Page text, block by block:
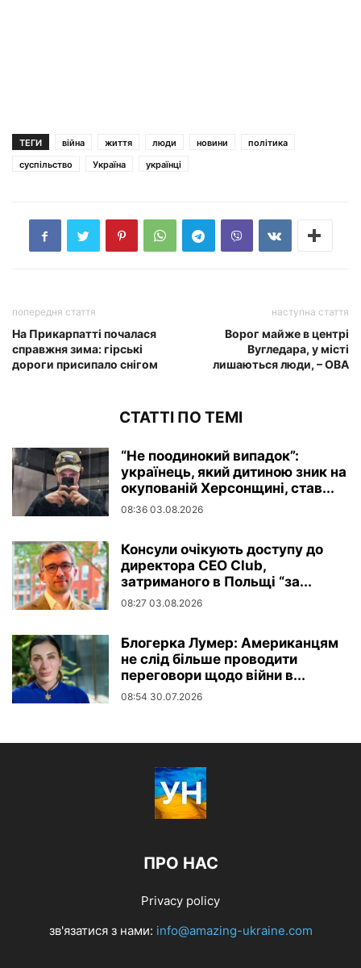
ТЕГИ війна життя люди новини
політика
суспільство
Україна українці
попередня стаття
На Прикарпатті почалася
справжня зима: гірські
дороги присипало снігом
наступна стаття
Ворог майже в центрі
Вугледара, у місті
лишаються люди, – ОВА
СТАТТІ ПО ТЕМІ
“Не поодинокий випадок”:
українець, який дитиною зник на
окупованій Херсонщині, став...
08:36 03.08.2026
Консули очікують доступу до
директора CEO Club,
затриманого в Польщі “за...
08:27 03.08.2026
Блогерка Лумер: Американцям
не слід більше проводити
переговори щодо війни в...
08:54 30.07.2026
ПРО НАС
Privacy policy
зв'язатися з нами: info@amazing-ukraine.com